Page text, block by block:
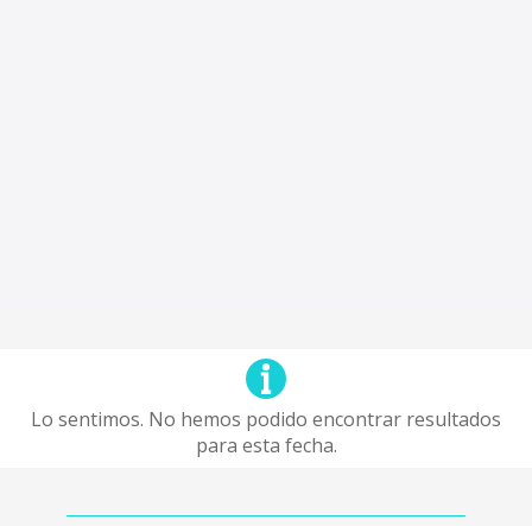
Lo sentimos. No hemos podido encontrar resultados
para esta fecha.